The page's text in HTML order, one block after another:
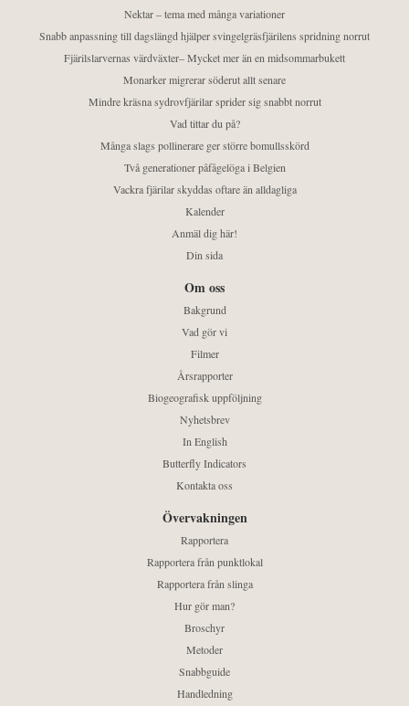
Nektar – tema med många variationer
Snabb anpassning till dagslängd hjälper svingelgräsfjärilens spridning norrut
Fjärilslarvernas värdväxter– Mycket mer än en midsommarbukett
Monarker migrerar söderut allt senare
Mindre kräsna sydrovfjärilar sprider sig snabbt norrut
Vad tittar du på?
Många slags pollinerare ger större bomullsskörd
Två generationer påfågelöga i Belgien
Vackra fjärilar skyddas oftare än alldagliga
Kalender
Anmäl dig här!
Din sida
Om oss
Bakgrund
Vad gör vi
Filmer
Årsrapporter
Biogeografisk uppföljning
Nyhetsbrev
In English
Butterfly Indicators
Kontakta oss
Övervakningen
Rapportera
Rapportera från punktlokal
Rapportera från slinga
Hur gör man?
Broschyr
Metoder
Snabbguide
Handledning